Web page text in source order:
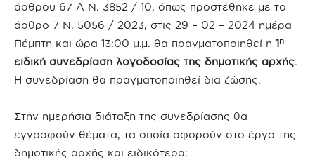
άρθρου 67 Α Ν. 3852 / 10, όπως προστέθηκε με το
άρθρο 7 Ν. 5056 / 2023, στις 29 – 02 – 2024 ημέρα
Πέμπτη και ώρα 13:00 μ.μ. θα πραγματοποιηθεί η 1η
ειδική συνεδρίαση λογοδοσίας της δημοτικής αρχής.
Η συνεδρίαση θα πραγματοποιηθεί δια ζώσης.
Στην ημερήσια διάταξη της συνεδρίασης θα
εγγραφούν θέματα, τα οποία αφορούν στο έργο της
δημοτικής αρχής και ειδικότερα: